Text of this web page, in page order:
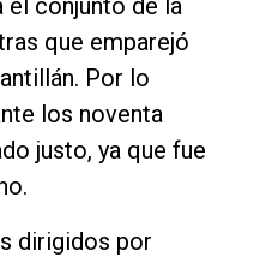
que emparejó
Por lo
los noventa
justo, ya que fue
dirigidos por